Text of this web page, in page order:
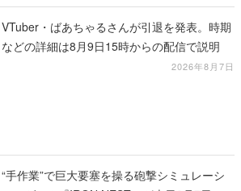
VTuber・ばあちゃるさんが引退を発表。時期
などの詳細は8月9日15時からの配信で説明
2026年8月7日
“手作業”で巨大要塞を操る砲撃シミュレーシ